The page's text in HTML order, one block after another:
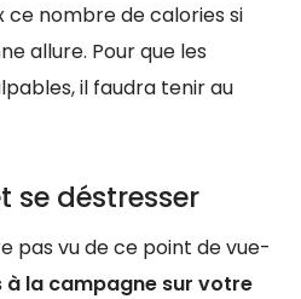
ce nombre de calories si
allure. Pour que les
il faudra tenir au
se déstresser
pas vu de ce point de vue-
la campagne sur votre